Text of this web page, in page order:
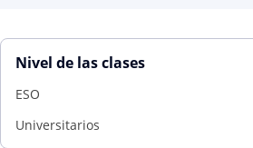
Nivel de las clases
ESO
Universitarios